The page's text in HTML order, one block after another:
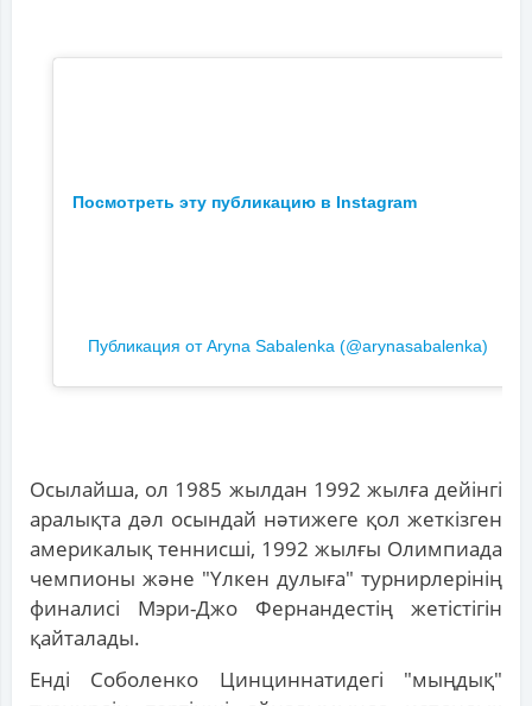
Посмотреть эту публикацию в Instagram
Публикация от Aryna Sabalenka (@arynasabalenka)
Осылайша, ол 1985 жылдан 1992 жылға дейінгі
аралықта дәл осындай нәтижеге қол жеткізген
америкалық теннисші, 1992 жылғы Олимпиада
чемпионы және "Үлкен дулыға" турнирлерінің
финалисі Мэри-Джо Фернандестің жетістігін
қайталады.
Енді Соболенко Цинциннатидегі "мыңдық"